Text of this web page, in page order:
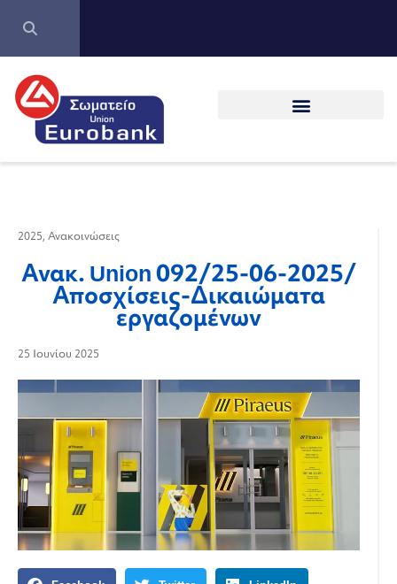
2025, Ανακοινώσεις
Ανακ. Union 092/25-06-2025/
Αποσχίσεις-Δικαιώματα
εργαζομένων
25 Ιουνίου 2025